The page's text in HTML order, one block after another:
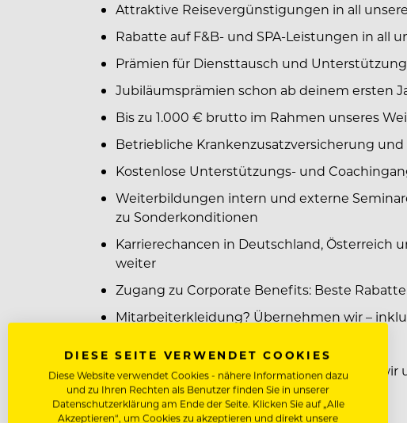
Attraktive Reisevergünstigungen in all
Rabatte auf F&B- und SPA-Leistungen in all
Prämien für Diensttausch und
Jubiläumsprämien schon ab deinem ersten
Bis zu 1.000 € brutto im Rahmen unseres
Betriebliche Krankenzusatzversicherung und
Kostenlose Unterstützungs- und
Weiterbildungen intern und externe
zu Sonderkonditionen
Karrierechancen in Deutschland, Österreich
weiter
Zugang zu Corporate Benefits: Beste
Mitarbeiterkleidung? Übernehmen wir –
Als Mitglied der Charta der Vielfalt setzen
offenes Arbeitsumfeld ein
Nimm mit uns Kontakt auf
DIESE SEITE VERWENDET COOKIES
Diese Website verwendet Cookies - nähere Informationen dazu
und zu Ihren Rechten als Benutzer finden Sie in unserer
Datenschutzerklärung am Ende der Seite. Klicken Sie auf „Alle
Akzeptieren“, um Cookies zu akzeptieren und direkt unsere